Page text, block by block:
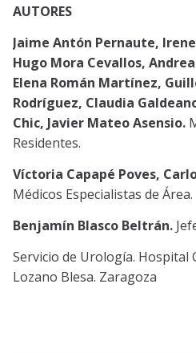
AUTORES
Jaime Antón Pernaute,
Hugo Mora Cevallos,
Elena Román Martínez,
Rodríguez, Claudia
Chic, Javier Mateo Asensio.
Residentes.
Víctoria Capapé Poves,
Médicos Especialistas de Área.
Benjamín Blasco Beltrán.
Servicio de Urología. Hospital
Lozano Blesa. Zaragoza